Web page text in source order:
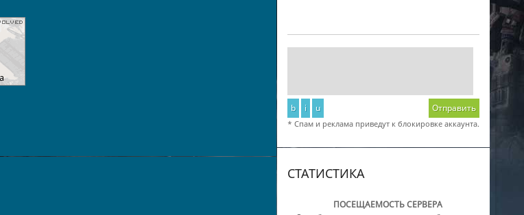
b i u Отправить
* Спам и реклама приведут к блокировке аккаунта.
СТАТИСТИКА
ПОСЕЩАЕМОСТЬ СЕРВЕРА